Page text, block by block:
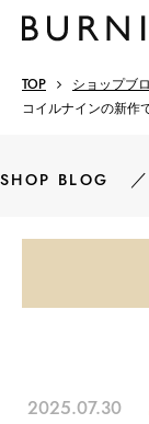
TOP ショップブ
コイルナインの新作
SHOP BLOG ／
2025.07.30